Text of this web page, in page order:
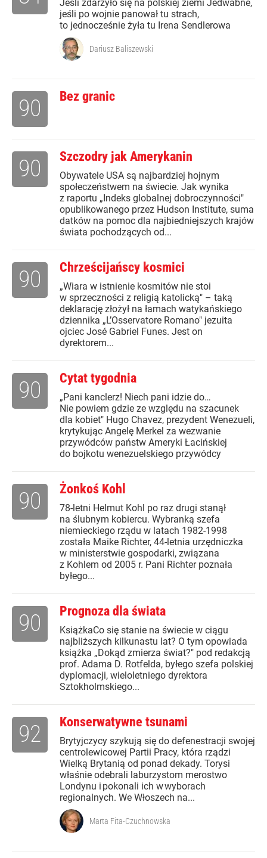
Jeśli zdarzyło się na polskiej ziemi Jedwabne,
jeśli po wojnie panował tu strach,
to jednocześnie żyła tu Irena Sendlerowa
Dariusz Baliszewski
Bez granic
90
Szczodry jak Amerykanin
Obywatele USA są najbardziej hojnym
społeczeństwem na świecie. Jak wynika
z raportu „Indeks globalnej dobroczynności"
opublikowanego przez Hudson Institute, suma
datków na pomoc dla najbiedniejszych krajów
świata pochodzących od...
90
Chrześcijańscy kosmici
„Wiara w istnienie kosmitów nie stoi
w sprzeczności z religią katolicką" – taką
deklarację złożył na łamach watykańskiego
dziennika „L’Osservatore Romano" jezuita
ojciec José Gabriel Funes. Jest on
dyrektorem...
90
Cytat tygodnia
„Pani kanclerz! Niech pani idzie do…
Nie powiem gdzie ze względu na szacunek
dla kobiet" Hugo Chavez, prezydent Wenezueli,
krytykując Angelę Merkel za wezwanie
przywódców państw Ameryki Łacińskiej
do bojkotu wenezuelskiego przywódcy
90
Żonkoś Kohl
78-letni Helmut Kohl po raz drugi stanął
na ślubnym kobiercu. Wybranką szefa
niemieckiego rządu w latach 1982-1998
została Maike Richter, 44-letnia urzędniczka
w ministerstwie gospodarki, związana
z Kohlem od 2005 r. Pani Richter poznała
byłego...
90
Prognoza dla świata
KsiążkaCo się stanie na świecie w ciągu
najbliższych kilkunastu lat? O tym opowiada
książka „Dokąd zmierza świat?" pod redakcją
prof. Adama D. Rotfelda, byłego szefa polskiej
dyplomacji, wieloletniego dyrektora
Sztokholmskiego...
90
Konserwatywne tsunami
Brytyjczycy szykują się do defenestracji swojej
centrolewicowej Partii Pracy, która rządzi
Wielką Brytanią od ponad dekady. Torysi
właśnie odebrali laburzystom merostwo
Londynu i pokonali ich w wyborach
regionalnych. We Włoszech na...
92
Marta Fita-Czuchnowska